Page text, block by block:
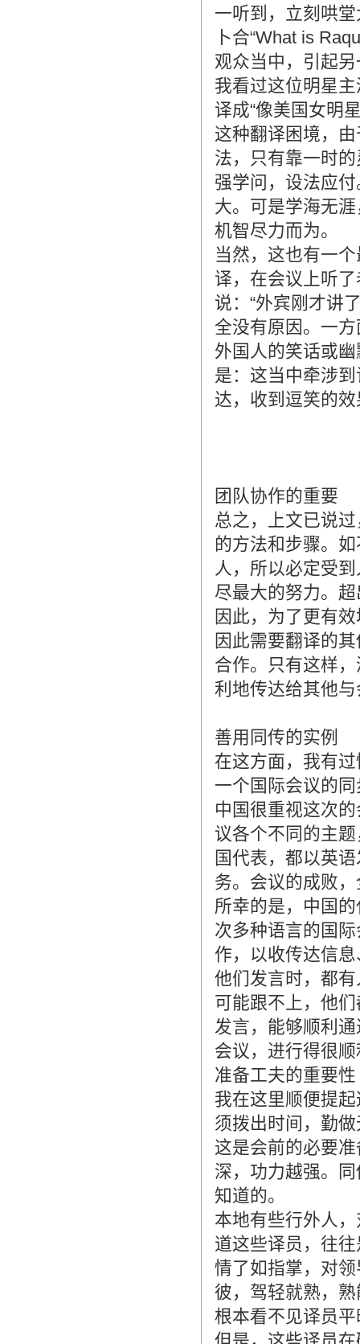
一听到，立刻哄
卜合“What is
观众当中，引起
我看过这位明星
译成“像美国女明
这种翻译困境，
法，只有靠一时
强学问，设法应
大。可是学海无
机智尽力而为。
当然，这也有一
译，在会议上听
说：“外宾刚才讲
全没有原因。一
外国人的笑话或
是：这当中牵涉
达，收到逗笑的
团队协作的重要
总之，上文已说
的方法和步骤。
人，所以必定受
尽最大的努力。
因此，为了更有
因此需要翻译的
合作。只有这样
利地传达给其他
善用同传的实例
在这方面，我有
一个国际会议的
中国很重视这次
议各个不同的主
国代表，都以英
务。会议的成败
所幸的是，中国
次多种语言的国
作，以收传达信
他们发言时，都
可能跟不上，他
发言，能够顺利
会议，进行得很
准备工夫的重要性
我在这里顺便提
须拨出时间，勤
这是会前的必要
深，功力越强。
知道的。
本地有些行外人
道这些译员，往
情了如指掌，对
彼，驾轻就熟，
根本看不见译员